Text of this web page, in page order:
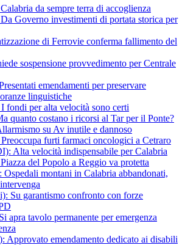
da sempre terra di accoglienza
Governo investimenti di portata storica per
di Ferrovie conferma fallimento del
sospensione provvedimento per Centrale
emendamenti per preservare
linguistiche
fondi per alta velocità sono certi
quanto costano i ricorsi al Tar per il Ponte?
su Av inutile e dannoso
furti farmaci oncologici a Cetraro
Alta velocità indispensabile per Calabria
del Popolo a Reggio va protetta
montani in Calabria abbandonati,
Su garantismo confronto con forze
apra tavolo permanente per emergenza
Approvato emendamento dedicato ai disabili